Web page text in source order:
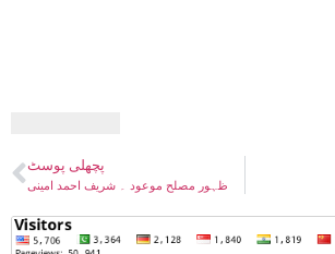
پچھلی پوسٹ
ظہور مصلح موعود ۔ شریف احمد امینی